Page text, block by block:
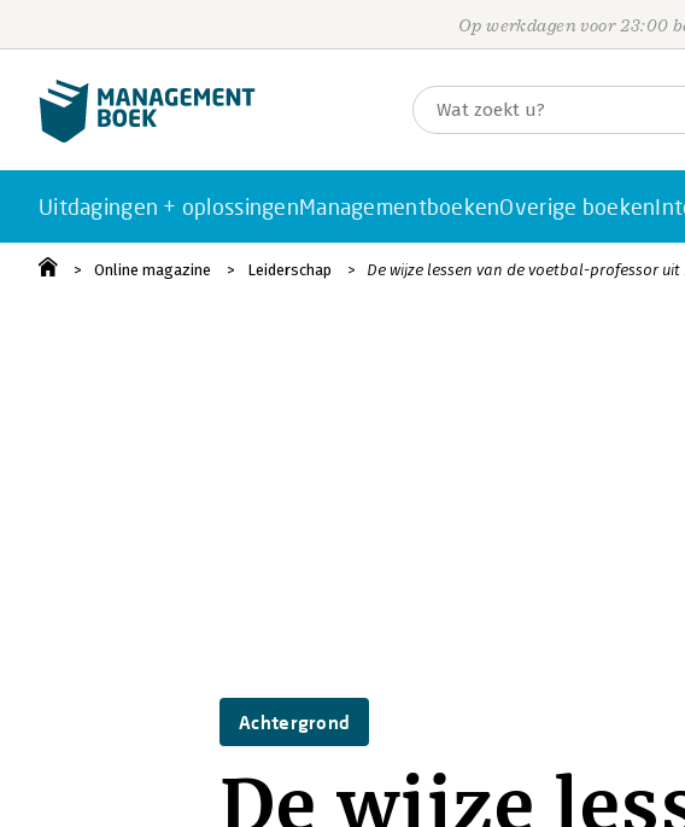
Op werkdagen voor 23:00
Uitdagingen + oplossingenManagementboekenOverige boeken
Online magazine Leiderschap De wijze lessen van de voetbal-professor
Achtergrond
De wijze